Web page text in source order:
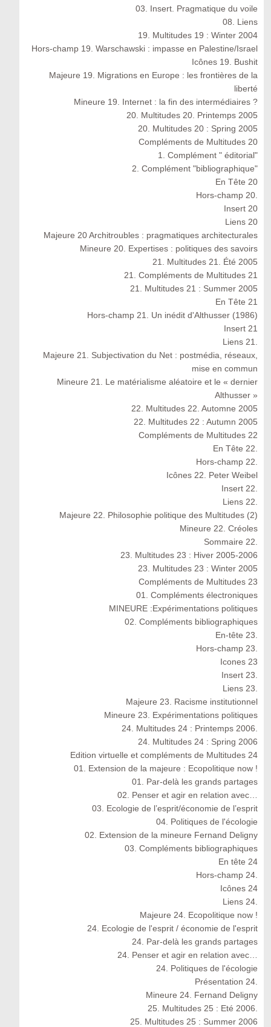
03. Insert. Pragmatique du voile
08. Liens
19. Multitudes 19 : Winter 2004
Hors-champ 19. Warschawski : impasse en Palestine/Israel
Icônes 19. Bushit
Majeure 19. Migrations en Europe : les frontières de la
liberté
Mineure 19. Internet : la fin des intermédiaires ?
20. Multitudes 20. Printemps 2005
20. Multitudes 20 : Spring 2005
Compléments de Multitudes 20
1. Complément " éditorial"
2. Complément "bibliographique"
En Tête 20
Hors-champ 20.
Insert 20
Liens 20
Majeure 20 Architroubles : pragmatiques architecturales
Mineure 20. Expertises : politiques des savoirs
21. Multitudes 21. Été 2005
21. Compléments de Multitudes 21
21. Multitudes 21 : Summer 2005
En Tête 21
Hors-champ 21. Un inédit d'Althusser (1986)
Insert 21
Liens 21.
Majeure 21. Subjectivation du Net : postmédia, réseaux,
mise en commun
Mineure 21. Le matérialisme aléatoire et le « dernier
Althusser »
22. Multitudes 22. Automne 2005
22. Multitudes 22 : Autumn 2005
Compléments de Multitudes 22
En Tête 22.
Hors-champ 22.
Icônes 22. Peter Weibel
Insert 22.
Liens 22.
Majeure 22. Philosophie politique des Multitudes (2)
Mineure 22. Créoles
Sommaire 22.
23. Multitudes 23 : Hiver 2005-2006
23. Multitudes 23 : Winter 2005
Compléments de Multitudes 23
01. Compléments électroniques
MINEURE :Expérimentations politiques
02. Compléments bibliographiques
En-tête 23.
Hors-champ 23.
Icones 23
Insert 23.
Liens 23.
Majeure 23. Racisme institutionnel
Mineure 23. Expérimentations politiques
24. Multitudes 24 : Printemps 2006.
24. Multitudes 24 : Spring 2006
Edition virtuelle et compléments de Multitudes 24
01. Extension de la majeure : Ecopolitique now !
01. Par-delà les grands partages
02. Penser et agir en relation avec…
03. Ecologie de l’esprit/économie de l’esprit
04. Politiques de l'écologie
02. Extension de la mineure Fernand Deligny
03. Compléments bibliographiques
En tête 24
Hors-champ 24.
Icônes 24
Liens 24.
Majeure 24. Ecopolitique now !
24. Ecologie de l'esprit / économie de l'esprit
24. Par-delà les grands partages
24. Penser et agir en relation avec…
24. Politiques de l'écologie
Présentation 24.
Mineure 24. Fernand Deligny
25. Multitudes 25 : Eté 2006.
25. Multitudes 25 : Summer 2006